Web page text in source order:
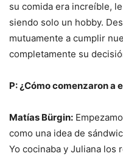
su comida era increíble,
siendo solo un hobby.
mutuamente a cumplir
completamente su
P: ¿Cómo comenzaron a
Matías Bürgin:
como una idea de
Yo cocinaba y Juliana los